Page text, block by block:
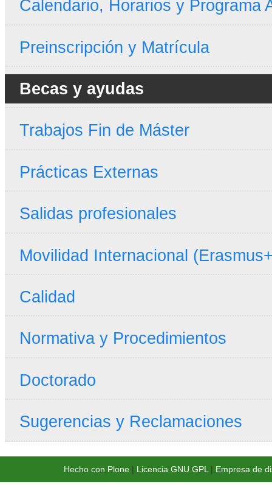
Calendario, Horarios y Programa
Preinscripción y Matrícula
Becas y ayudas
Trabajos Fin de Máster
Prácticas Externas
Salidas profesionales
Movilidad Internacional
Calidad
Normativa y Procedimientos
Doctorado
Sugerencias y Reclamaciones
Hecho con Plone| Licencia GNU GPL | Empresa de